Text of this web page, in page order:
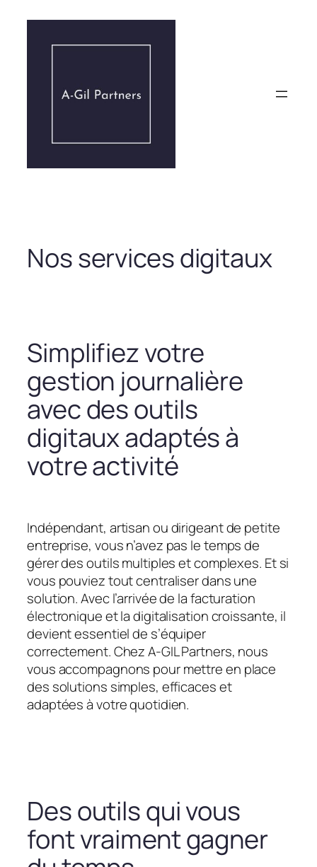
contenu
Nos services digitaux
Simplifiez votre
gestion journalière
avec des outils
digitaux adaptés à
votre activité
Indépendant, artisan ou dirigeant de petite
entreprise, vous n’avez pas le temps de
gérer des outils multiples et complexes. Et si
vous pouviez tout centraliser dans une
solution. Avec l’arrivée de la facturation
électronique et la digitalisation croissante, il
devient essentiel de s’équiper
correctement. Chez A-GIL Partners, nous
vous accompagnons pour mettre en place
des solutions simples, efficaces et
adaptées à votre quotidien.
Des outils qui vous
font vraiment gagner